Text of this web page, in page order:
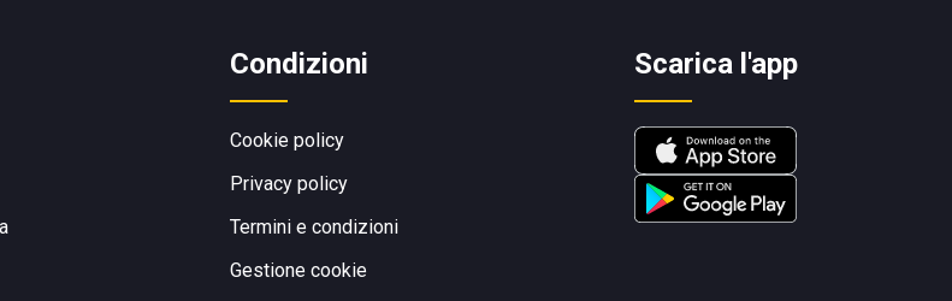
Condizioni
Cookie policy
Privacy policy
Termini e condizioni
Gestione cookie
Scarica l'app